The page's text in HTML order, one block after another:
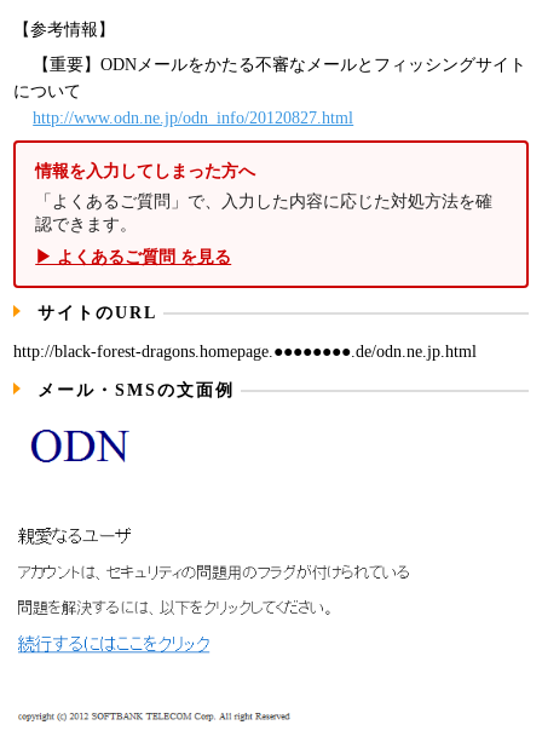
【参考情報】
【重要】ODNメールをかたる不審なメールとフィッシングサイト
について
http://www.odn.ne.jp/odn_info/20120827.html
情報を入力してしまった方へ
「よくあるご質問」で、入力した内容に応じた対処方法を確
認できます。
▶ よくあるご質問 を見る
サイトのURL
http://black-forest-dragons.homepage.●●●●●●●●.de/odn.ne.jp.html
メール・SMSの文面例